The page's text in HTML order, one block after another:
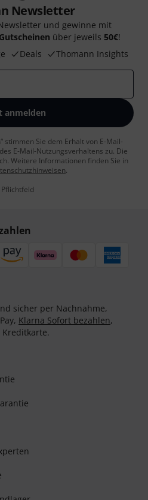
Newsletter
und gewinne mit
über jeweils 50€!
Deals Thomann Insights
anmelden
stimmen Sie dem Erhalt von E-Mail-
E-Mail-Nutzungsverhaltens zu. Die
Weitere Informationen finden Sie in
.
sicher per Nachnahme,
Klarna Sofort bezahlen,
Kreditkarte.